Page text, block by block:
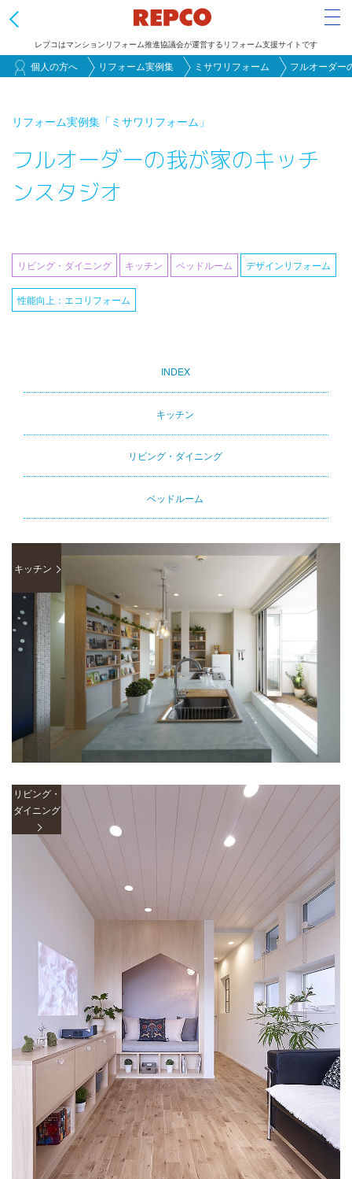
動
レプコはマンションリフォーム推進協議会が運営するリフォーム支援サイトです
個人の方へ リフォーム実例集 ミサワリフォーム フルオーダー
リフォーム実例集 「ミサワリフォーム」
フルオーダーの我が家のキッチ
ンスタジオ
Primary
INDEX
キッチン
リビング・ダイニング
ベッドルーム
デザインリフォーム
性能向上：エコリフォーム
リビング・ダイニング キッチン ベッドルーム
キッチン
リビング・
ダイニング